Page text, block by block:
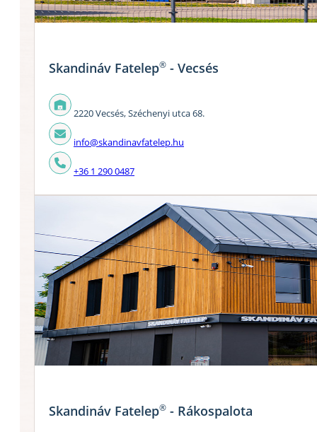
Skandináv Fatelep® - Vecsés
2220 Vecsés, Széchenyi utca 68.
info@skandinavfatelep.hu
+36 1 290 0487
Skandináv Fatelep® - Rákospalota